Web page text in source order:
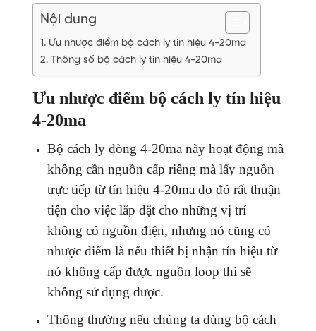
Nội dung
Ưu nhược điểm bộ cách ly tín hiệu 4-20ma
Thông số bộ cách ly tín hiệu 4-20ma
Ưu nhược điểm bộ cách ly tín hiệu
4-20ma
Bộ cách ly dòng 4-20ma này hoạt động mà
không cần nguồn cấp riêng mà lấy nguồn
trực tiếp từ tín hiệu 4-20ma do đó rất thuận
tiện cho việc lắp đặt cho những vị trí
không có nguồn điện, nhưng nó cũng có
nhược điểm là nếu thiết bị nhận tín hiệu từ
nó không cấp được nguồn loop thì sẽ
không sử dụng được.
Thông thường nếu chúng ta dùng bộ cách